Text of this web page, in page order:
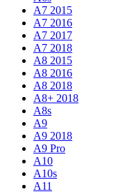
A7 2015
A7 2016
A7 2017
A7 2018
A8 2015
A8 2016
A8 2018
A8+ 2018
A8s
A9
A9 2018
A9 Pro
A10
A10s
A11